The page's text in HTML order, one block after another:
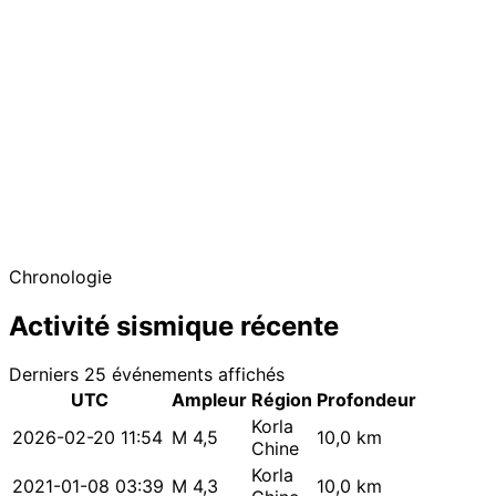
Chronologie
Activité sismique récente
Derniers 25 événements affichés
UTC
Ampleur Région Profondeur
2026-02-20 11:54 M 4,5
Korla
Chine
10,0 km
2021-01-08 03:39 M 4,3
Korla
10,0 km